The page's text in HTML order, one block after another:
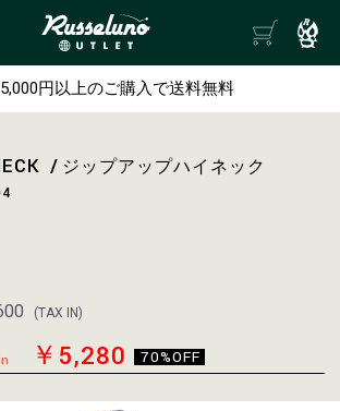
円以上のご購入で送料無料
ジップアップハイネック
(TAX IN)
￥5,280 70%OFF